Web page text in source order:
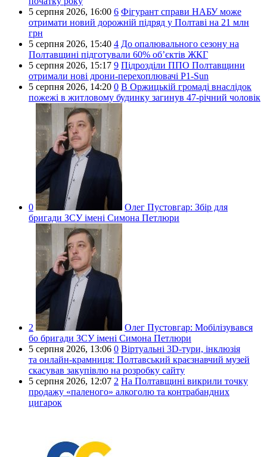
5 серпня 2026, 16:00 6 Фігурант справи НАБУ може
отримати новий дорожній підряд у Полтаві на 21 млн
грн
5 серпня 2026, 15:40 4 До опалювального сезону на
Полтавщині підготували 60% об’єктів ЖКГ
5 серпня 2026, 15:17 9 Підрозділи ППО Полтавщини
отримали нові дрони-перехоплювачі P1-Sun
5 серпня 2026, 14:20 0 В Оржицькій громаді внаслідок
пожежі в житловому будинку загинув 47-річний чоловік
0 Олег Пустовгар: Збір для
бригади ЗСУ імені Симона Петлюри
2 Олег Пустовгар: Мобілізувався
бо бригади ЗСУ імені Симона Петлюри
5 серпня 2026, 13:06 0 Віртуальні 3D-тури, інклюзія
та онлайн-крамниця: Полтавський краєзнавчий музей
скасував закупівлю на розробку сайту
5 серпня 2026, 12:07 2 На Полтавщині викрили точку
продажу «паленого» алкоголю та контрабандних
цигарок